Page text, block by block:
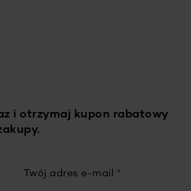
i otrzymaj kupon rabatowy
Twój adres e-mail *